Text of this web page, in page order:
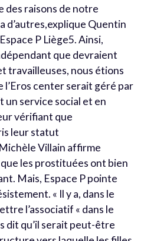
des raisons de notre
d’autres,explique Quentin
P Liège5. Ainsi,
que devraient
travailleuses, nous étions
l’Eros center serait géré par
un service social et en
vérifiant que
leur statut
Villain affirme
les prostituées ont bien
Mais, Espace P pointe
« Il y a, dans le
l’associatif « dans le
dit qu’il serait peut-être